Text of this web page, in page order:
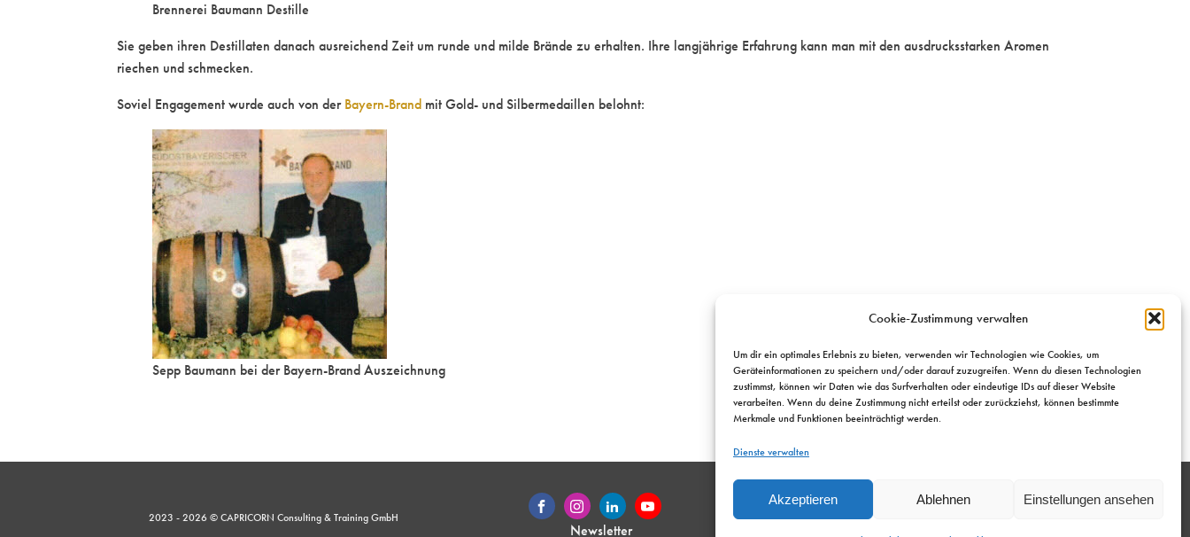
Cookie-Zustimmung verwalten
Um dir ein optimales Erlebnis zu bieten, verwenden wir Technologien wie Cookies, um
Geräteinformationen zu speichern und/oder darauf zuzugreifen. Wenn du diesen Technologien
zustimmst, können wir Daten wie das Surfverhalten oder eindeutige IDs auf dieser Website
verarbeiten. Wenn du deine Zustimmung nicht erteilst oder zurückziehst, können bestimmte
Merkmale und Funktionen beeinträchtigt werden.
Dienste verwalten
Akzeptieren Ablehnen Einstellungen ansehen
Brennerei Baumann Destille
Sie geben ihren Destillaten danach ausreichend Zeit um runde und milde Brände zu erhalten. Ihre langjährige Erfahrung kann man mit den ausdrucksstarken Aromen
riechen und schmecken.
Soviel Engagement wurde auch von der Bayern-Brand mit Gold- und Silbermedaillen belohnt:
Sepp Baumann bei der Bayern-Brand Auszeichnung
2023 - 2026 © CAPRICORN Consulting & Training GmbH
Newsletter
Kontakt Impressum Datenschutz
Cookie-Richtlinien (EU)